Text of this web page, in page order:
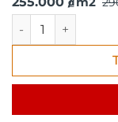
là:
290.000 ₫.
tại
là:
Tranh dán tường